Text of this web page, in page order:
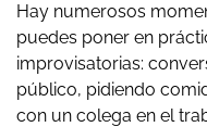
Hay numerosos
puedes poner en
improvisatorias:
público, pidiendo
con un colega en el